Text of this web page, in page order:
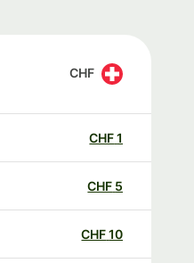
CHF
CHF
CHF
CHF